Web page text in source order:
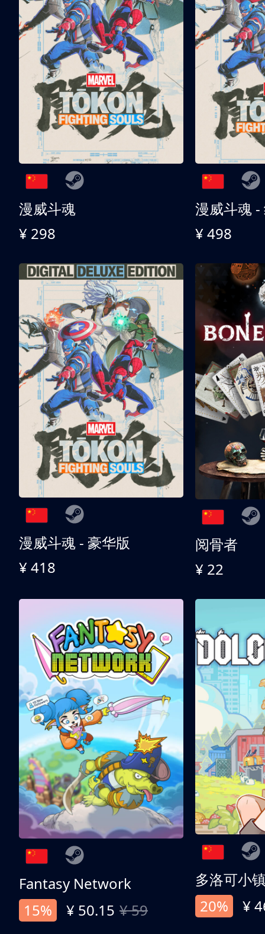
漫威斗魂
¥ 298
漫威斗魂 -
¥ 498
漫威斗魂 - 豪华版
¥ 418
阅骨者
¥ 22
Fantasy Network
15%
¥ 50.15 ¥ 59
多洛可小
20%
¥